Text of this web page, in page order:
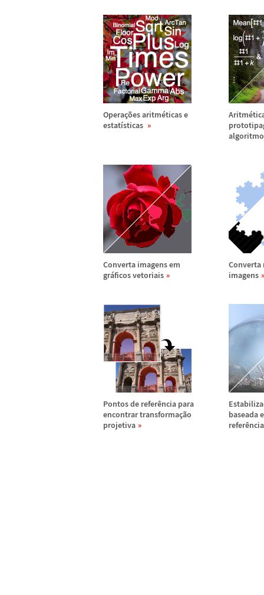
Operações aritméticas e
estatísticas
Aritmé
Converta imagens em
gráficos vetoriais
Converta
imagens
Pontos de referência para
encontrar transformação
projetiva
Estabiliza
baseada
referê